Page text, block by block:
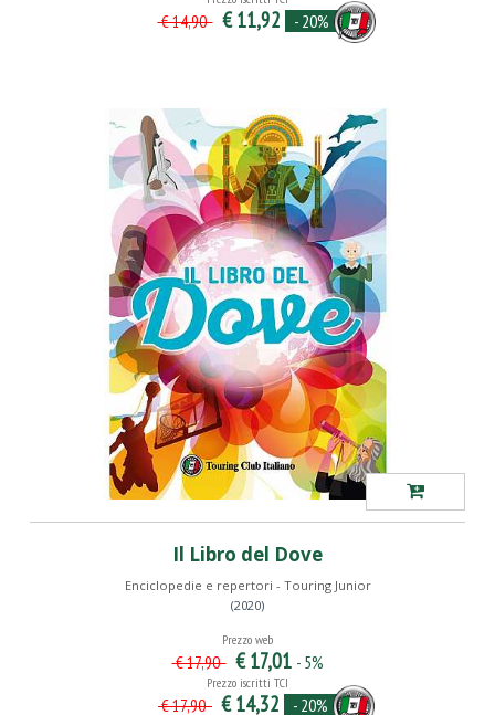
€ 14,90 € 11,92 - 20%
Il Libro del Dove
Enciclopedie e repertori - Touring Junior
(2020)
Prezzo web
€ 17,90 € 17,01 - 5%
Prezzo iscritti TCI
€ 17,90 € 14,32 - 20%